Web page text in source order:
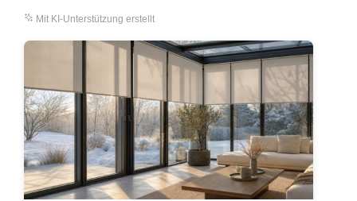
Mit KI-Unterstützung erstellt